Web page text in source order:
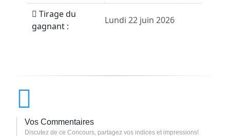
Tirage du
gagnant :
Lundi 22 juin 2026
Vos Commentaires
Discutez de ce Concours, partagez vos indices et impressions!